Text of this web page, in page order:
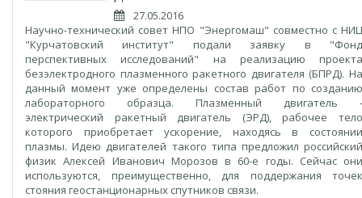
27.05.2016
Научно-технический совет НПО "Энергомаш" совместно с НИЦ
"Курчатовский институт" подали заявку в "Фонд
перспективных исследований" на реализацию проекта
безэлектродного плазменного ракетного двигателя (БПРД). На
данный момент уже определены состав работ по созданию
лабораторного образца. Плазменный двигатель -
электрический ракетный двигатель (ЭРД), рабочее тело
которого приобретает ускорение, находясь в состоянии
плазмы. Идею двигателей такого типа предложил российский
физик Алексей Иванович Морозов в 60-е годы. Сейчас они
используются, преимущественно, для поддержания точек
стояния геостанционарных спутников связи.